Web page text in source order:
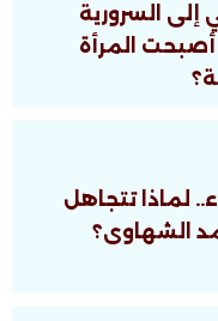
إلى السرورية
المرأة
لماذا تتجاهل
الشهاوى؟